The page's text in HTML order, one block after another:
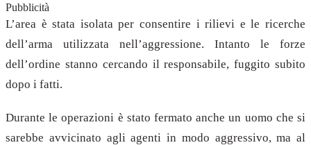
Pubblicità
L’area è stata isolata per consentire i rilievi e le ricerche
dell’arma utilizzata nell’aggressione. Intanto le forze
dell’ordine stanno cercando il responsabile, fuggito subito
dopo i fatti.
Durante le operazioni è stato fermato anche un uomo che si
sarebbe avvicinato agli agenti in modo aggressivo, ma al